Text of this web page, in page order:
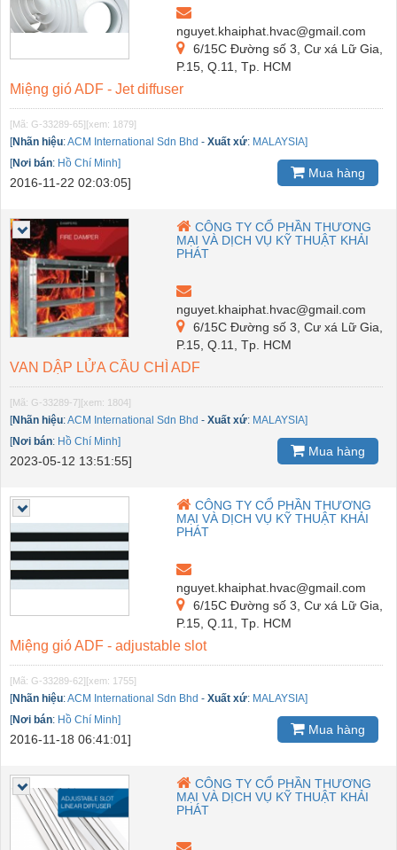
nguyet.khaiphat.hvac@gmail.com
6/15C Đường số 3, Cư xá Lữ Gia,
P.15, Q.11, Tp. HCM
Miệng gió ADF - Jet diffuser
[Mã: G-33289-65][xem: 1879]
[Nhãn hiệu:ACM International Sdn Bhd - Xuất xứ: MALAYSIA]
[Nơi bán: Hồ Chí Minh]
2016-11-22 02:03:05]
Mua hàng
CÔNG TY CỔ PHẦN THƯƠNG
MẠI VÀ DỊCH VỤ KỸ THUẬT KHẢI
PHÁT
nguyet.khaiphat.hvac@gmail.com
6/15C Đường số 3, Cư xá Lữ Gia,
P.15, Q.11, Tp. HCM
VAN DẬP LỬA CẦU CHÌ ADF
[Mã: G-33289-7][xem: 1804]
[Nhãn hiệu:ACM International Sdn Bhd - Xuất xứ: MALAYSIA]
[Nơi bán: Hồ Chí Minh]
2023-05-12 13:51:55]
Mua hàng
CÔNG TY CỔ PHẦN THƯƠNG
MẠI VÀ DỊCH VỤ KỸ THUẬT KHẢI
PHÁT
nguyet.khaiphat.hvac@gmail.com
6/15C Đường số 3, Cư xá Lữ Gia,
P.15, Q.11, Tp. HCM
Miệng gió ADF - adjustable slot
[Mã: G-33289-62][xem: 1755]
[Nhãn hiệu:ACM International Sdn Bhd - Xuất xứ: MALAYSIA]
[Nơi bán: Hồ Chí Minh]
2016-11-18 06:41:01]
Mua hàng
CÔNG TY CỔ PHẦN THƯƠNG
MẠI VÀ DỊCH VỤ KỸ THUẬT KHẢI
PHÁT